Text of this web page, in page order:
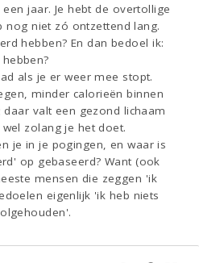
jaar. Je hebt de overtollige
nog niet zó ontzettend lang.
hebben? En dan bedoel ik:
als je er weer mee stopt.
minder calorieën binnen
valt een gezond lichaam
zolang je het doet.
je in je pogingen, en waar is
op gebaseerd? Want (ook
mensen die zeggen 'ik
eigenlijk 'ik heb niets